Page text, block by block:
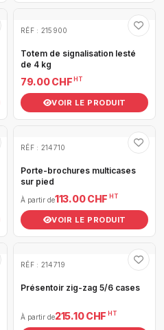
RÉF : 215900
Totem de signalisation lesté
de 4 kg
79.00 CHF HT
VOIR LE PRODUIT
RÉF : 214710
Porte-brochures multicases
sur pied
À partir de113.00 CHF HT
VOIR LE PRODUIT
RÉF : 214719
Présentoir zig-zag 5/6 cases
À partir de215.10 CHF HT